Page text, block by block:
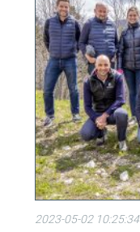
2023-05-02 10:25:34